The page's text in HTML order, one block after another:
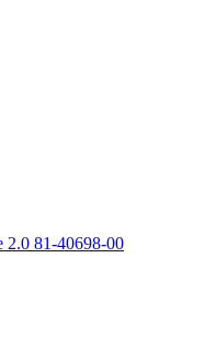
2.0 81-40698-00